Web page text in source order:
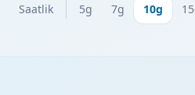
Saatlik 5g 7g 10g